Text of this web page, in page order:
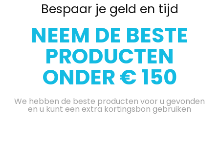
Bespaar je geld en tijd
NEEM DE BESTE
PRODUCTEN
ONDER € 150
We hebben de beste producten voor u gevonden
en u kunt een extra kortingsbon gebruiken